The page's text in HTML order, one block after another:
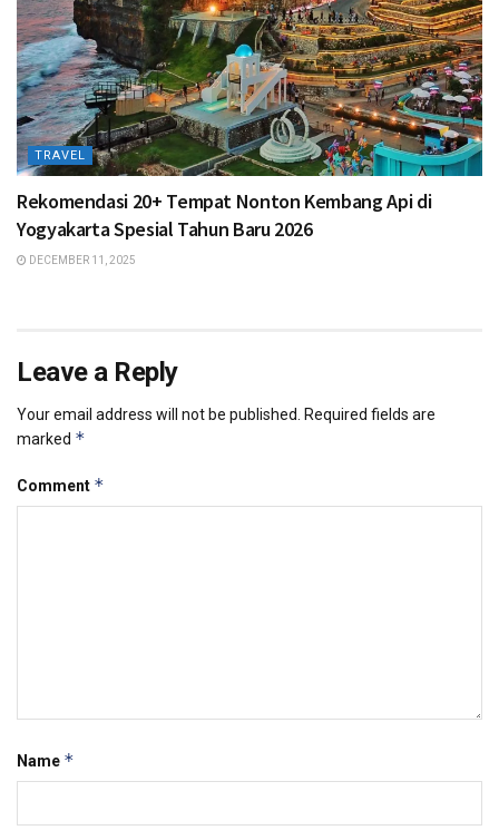
TRAVEL
Rekomendasi 20+ Tempat Nonton Kembang Api di
Yogyakarta Spesial Tahun Baru 2026
DECEMBER 11, 2025
Leave a Reply
Your email address will not be published.
Required fields are
marked *
Comment *
Name *